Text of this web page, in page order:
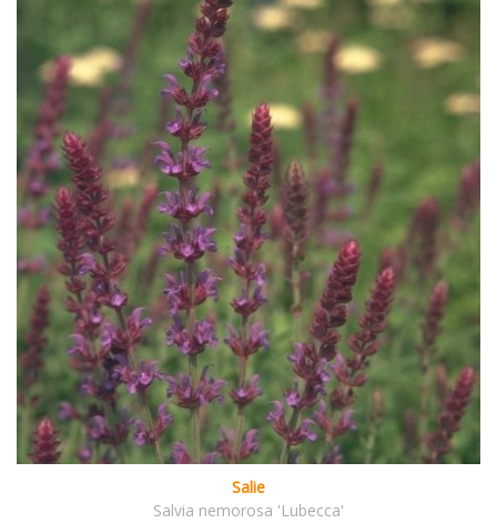
Salie
Salvia nemorosa 'Lubecca'